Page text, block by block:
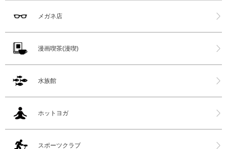
メガネ店
漫画喫茶(漫喫)
水族館
ホットヨガ
スポーツクラブ